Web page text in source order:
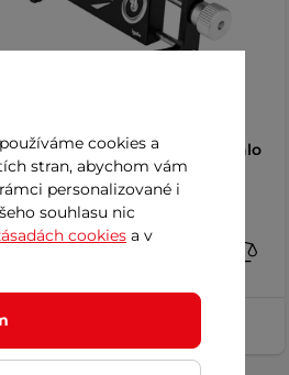
Držák telefonu inSPORTline Igalo
Kč 199 Kč
cookies a
stran, abychom vám
personalizované i
souhlasu nic
cookies a v